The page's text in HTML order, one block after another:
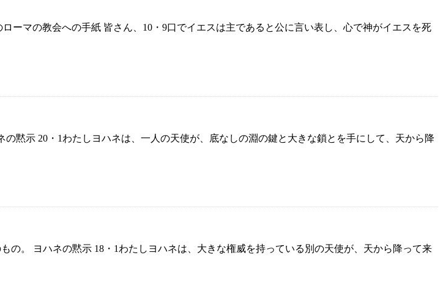
ーマの教会への手紙 皆さん、10・9口でイエスは主であると公に言い表し、心で神がイエスを死
黙示 20・1わたしヨハネは、一人の天使が、底なしの淵の鍵と大きな鎖とを手にして、天から降
の。 ヨハネの黙示 18・1わたしヨハネは、大きな権威を持っている別の天使が、天から降って来